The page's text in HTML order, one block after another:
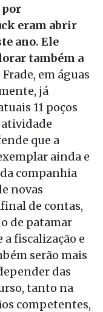
por
eram abrir
ano. Ele
também a
em águas
já
11 poços
que a
ainda e
companhia
novas
de contas,
de patamar
a fiscalização e
serão mais
das
tanto na
competentes,